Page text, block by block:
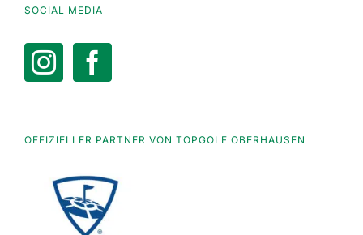
SOCIAL MEDIA
OFFIZIELLER PARTNER VON TOPGOLF OBERHAUSEN